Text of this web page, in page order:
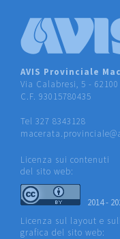
AVIS Provinciale
Via Calabresi, 5 -
C.F. 93015780435
Tel 327 8343128
Licenza sui contenuti
del sito web:
2014 -
Licenza sul layout e
grafica del sito web: